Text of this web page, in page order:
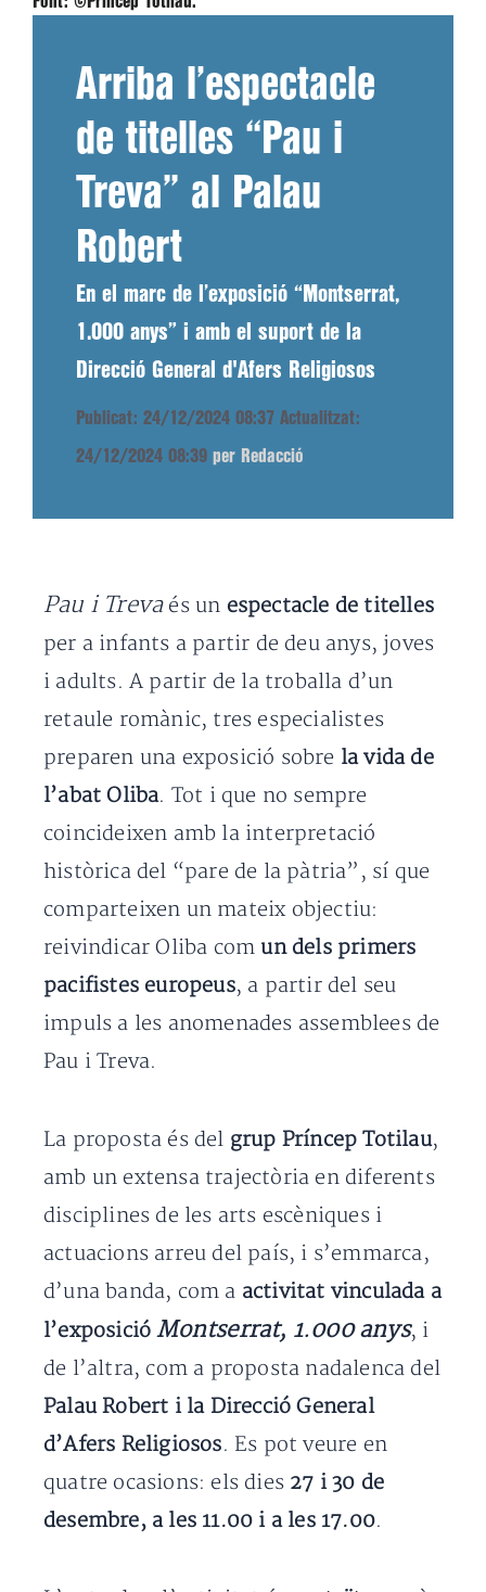
Arriba l’espectacle
de titelles “Pau i
Treva” al Palau
Robert
En el marc de l’exposició “Montserrat,
1.000 anys” i amb el suport de la
Direcció General d'Afers Religiosos
Publicat: 24/12/2024 08:37 Actualitzat:
24/12/2024 08:39 per Redacció
Pau i Trevaés un espectacle de titelles
per a infants a partir de deu anys, joves
i adults. A partir de la troballa d’un
retaule romànic, tres especialistes
preparen una exposició sobre la vida de
l’abat Oliba. Tot i que no sempre
coincideixen amb la interpretació
històrica del “pare de la pàtria”, sí que
comparteixen un mateix objectiu:
reivindicar Oliba com un dels primers
pacifistes europeus, a partir del seu
impuls a les anomenades assemblees de
Pau i Treva.
La proposta és del grup Príncep Totilau,
amb un extensa trajectòria en diferents
disciplines de les arts escèniques i
actuacions arreu del país, i s’emmarca,
d’una banda, com a activitat vinculada a
l’exposicióMontserrat, 1.000 anys, i
de l’altra, com a proposta nadalenca del
Palau Robert i la Direcció General
d’Afers Religiosos. Es pot veure en
quatre ocasions: els dies 27 i 30 de
desembre, a les 11.00 i a les 17.00.